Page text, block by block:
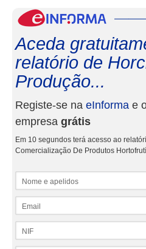
Aceda
relatório de
Produção...
Registe-se na eInforma e
empresa grátis
Em 10 segundos terá acesso ao
Comercialização De Produtos